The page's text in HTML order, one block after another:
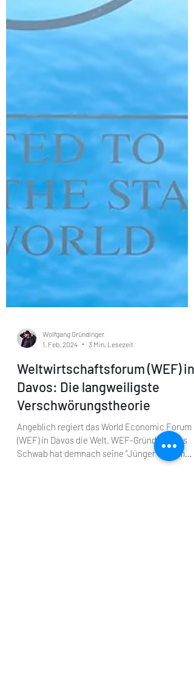
Wolfgang Gründinger
1. Feb. 2024
3 Min. Lesezeit
Weltwirtschaftsforum (WEF) in
Davos: Die langweiligste
Verschwörungstheorie
Angeblich regiert das World Economic Forum